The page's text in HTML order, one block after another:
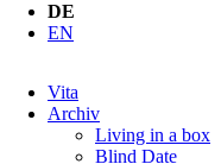
DE
EN
überspringen
Vita
Archiv
Living in a box
Blind Date